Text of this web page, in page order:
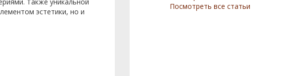
Посмотреть все статьи
эстетики, но и